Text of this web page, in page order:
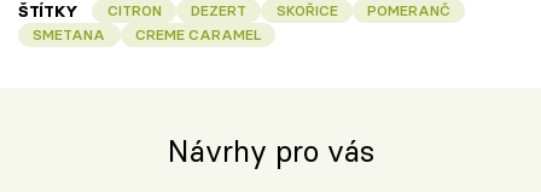
ŠTÍTKY CITRON DEZERT SKOŘICE
POMERANČ
SMETANA
CREME CARAMEL
Návrhy pro vás